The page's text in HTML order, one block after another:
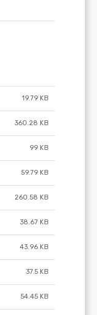
19.79 KB
360.28 KB
99 KB
59.79 KB
260.58 KB
38.67 KB
43.96 KB
37.5 KB
54.45 KB